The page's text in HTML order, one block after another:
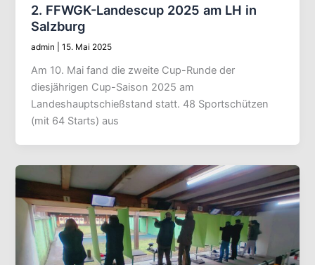
2. FFWGK-Landescup 2025 am LH in
Salzburg
admin |15. Mai 2025
Am 10. Mai fand die zweite Cup-Runde der
diesjährigen Cup-Saison 2025 am
Landeshauptschießstand statt. 48 Sportschützen
(mit 64 Starts) aus